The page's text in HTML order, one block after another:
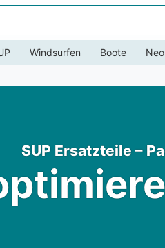
Windsurfen Boote
SUP Ersatzteile –